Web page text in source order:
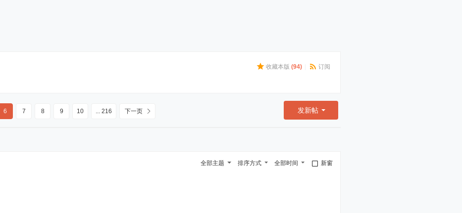
收藏本版 (94) 订阅
6 7 8 9 10 ... 216 下一页 发新帖
新窗
全部时间
排序方式
全部主题